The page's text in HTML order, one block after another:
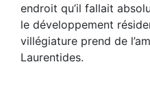
endroit qu’il fallait
le développement
villégiature prend de
Laurentides.